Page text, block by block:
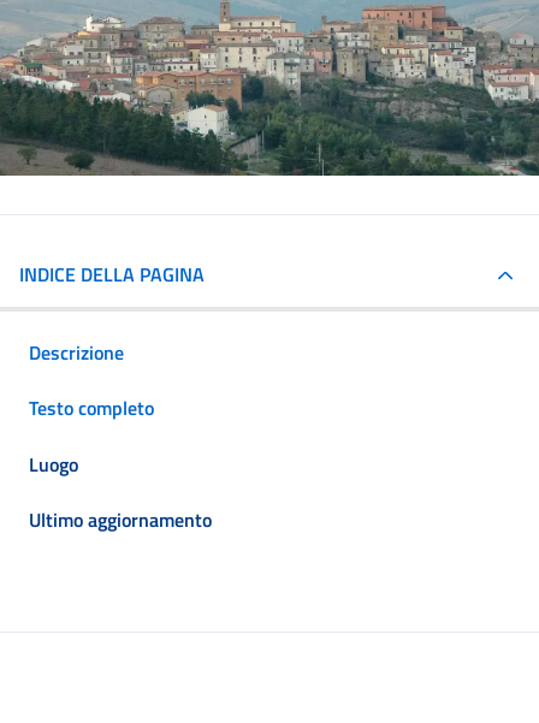
INDICE DELLA PAGINA
Descrizione
Testo completo
Luogo
Ultimo aggiornamento